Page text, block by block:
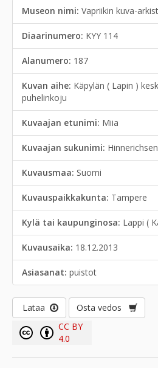
Museon nimi:Vapriikin kuva-
Diaarinumero: KYY 114
Alanumero: 187
Kuvan aihe: Käpylän ( Lapin )
puhelinkoju
Kuvaajan etunimi: Miia
Kuvaajan sukunimi: Hinnerichsen
Kuvausmaa: Suomi
Kuvauspaikkakunta: Tampere
Kylä tai kaupunginosa: Lappi (
Kuvausaika: 18.12.2013
Asiasanat:puistot
Lataa
Osta vedos
CC BY
4.0